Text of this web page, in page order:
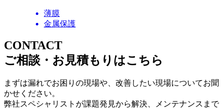
薄膜
金属保護
CONTACT
ご相談・お見積もりはこちら
まずは漏れでお困りの現場や、改善したい現場についてお聞
かせください。
弊社スペシャリストが課題発見から解決、メンテナンスまで